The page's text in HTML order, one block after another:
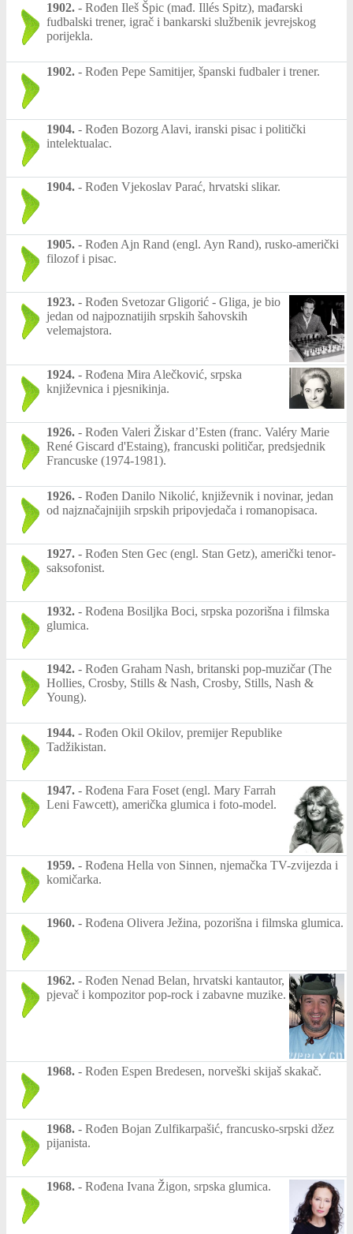
1902. - Rođen Ileš Špic (mađ. Illés Spitz), mađarski
fudbalski trener, igrač i bankarski službenik jevrejskog
porijekla.
1902. - Rođen Pepe Samitijer, španski fudbaler i trener.
1904. - Rođen Bozorg Alavi, iranski pisac i politički
intelektualac.
1904. - Rođen Vjekoslav Parać, hrvatski slikar.
1905. - Rođen Ajn Rand (engl. Ayn Rand), rusko-američki
filozof i pisac.
1923. - Rođen Svetozar Gligorić - Gliga, je bio
jedan od najpoznatijih srpskih šahovskih
velemajstora.
1924. - Rođena Mira Alečković, srpska
književnica i pjesnikinja.
1926. - Rođen Valeri Žiskar d’Esten (franc. Valéry Marie
René Giscard d'Estaing), francuski političar, predsjednik
Francuske (1974-1981).
1926. - Rođen Danilo Nikolić, književnik i novinar, jedan
od najznačajnijih srpskih pripovjedača i romanopisaca.
1927. - Rođen Sten Gec (engl. Stan Getz), američki tenor-
saksofonist.
1932. - Rođena Bosiljka Boci, srpska pozorišna i filmska
glumica.
1942. - Rođen Graham Nash, britanski pop-muzičar (The
Hollies, Crosby, Stills & Nash, Crosby, Stills, Nash &
Young).
1944. - Rođen Okil Okilov, premijer Republike
Tadžikistan.
1947. - Rođena Fara Foset (engl. Mary Farrah
Leni Fawcett), američka glumica i foto-model.
1959. - Rođena Hella von Sinnen, njemačka TV-zvijezda i
komičarka.
1960. - Rođena Olivera Ježina, pozorišna i filmska glumica.
1962. - Rođen Nenad Belan, hrvatski kantautor,
pjevač i kompozitor pop-rock i zabavne muzike.
1968. - Rođen Espen Bredesen, norveški skijaš skakač.
1968. - Rođen Bojan Zulfikarpašić, francusko-srpski džez
pijanista.
1968. - Rođena Ivana Žigon, srpska glumica.